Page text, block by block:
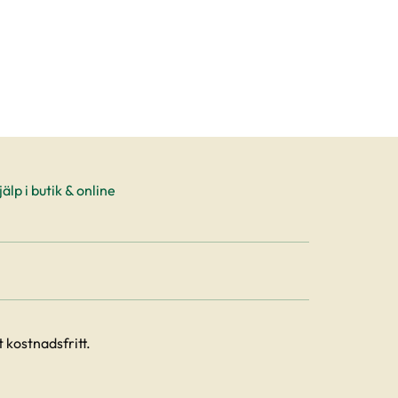
i butik & online
kostnadsfritt.